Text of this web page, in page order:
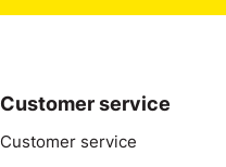
Customer service
Customer service